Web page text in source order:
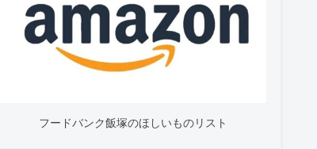
フードバンク飯塚のほしいものリスト